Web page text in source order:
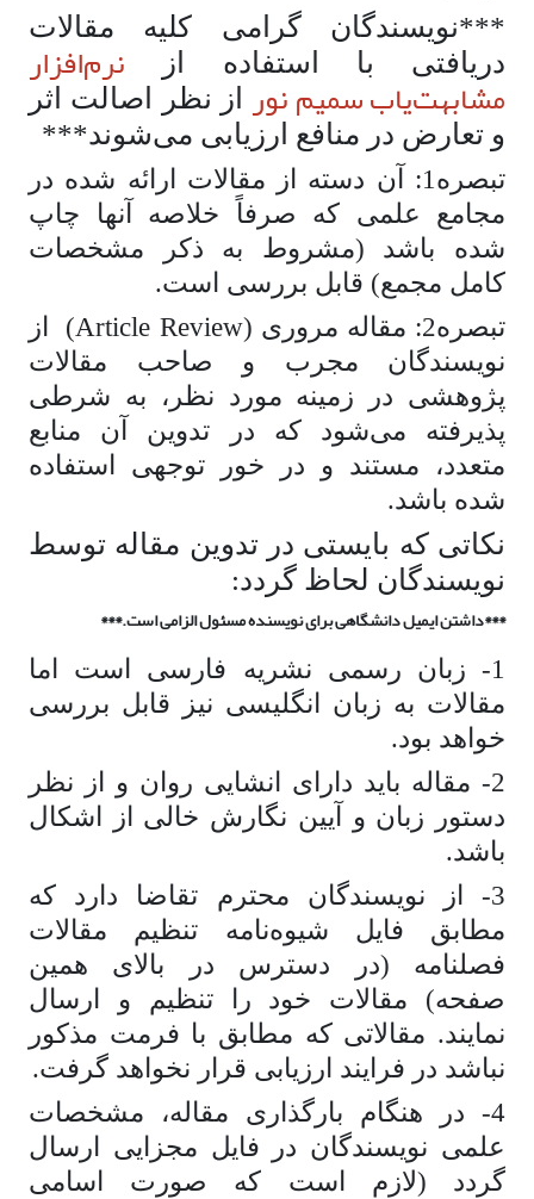
***نویسندگان گرامی کلیه مقالات
دریافتی با استفاده از نرم‌افزار
مشابهت‌یاب سمیم نور از نظر اصالت اثر
و تعارض در منافع ارزیابی می‌شوند***
تبصره1: آن دسته از مقالات ارائه شده در
مجامع علمی که صرفاً خلاصه آنها چاپ
شده باشد (مشروط به ذکر مشخصات
کامل مجمع) قابل بررسی است.
تبصره2: مقاله مروری (Article Review) از
نویسندگان مجرب و صاحب مقالات
پژوهشی در زمینه مورد نظر، به شرطی
پذیرفته می‌­شود که در تدوین آن منابع
متعدد، مستند و در خور توجهی استفاده
شده باشد.
نکاتی که بایستی در تدوین مقاله توسط
نویسندگان لحاظ گردد:
***داشتن ایمیل دانشگاهی برای نویسنده مسئول الزامی است.***
1- زبان رسمی نشریه فارسی است اما
مقالات به زبان انگلیسی نیز قابل بررسی
خواهد بود.
2- مقاله باید دارای انشایی روان و از نظر
دستور زبان و آیین نگارش خالی از اشکال
باشد.
3- از نویسندگان محترم تقاضا دارد که
مطابق فایل شیوه‌نامه تنظیم مقالات
فصلنامه (در دسترس در بالای همین
صفحه) مقالات خود را تنظیم و ارسال
نمایند. مقالاتی که مطابق با فرمت مذکور
نباشد در فرایند ارزیابی قرار نخواهد گرفت.
4- در هنگام بارگذاری مقاله، مشخصات
علمی نویسندگان در فایل مجزایی ارسال
گردد (لازم است که صورت اسامی